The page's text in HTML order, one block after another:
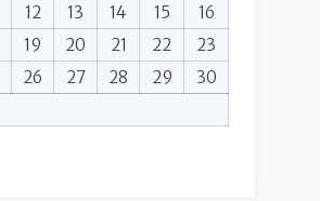
12 13 14 15
16
19 20 21 22
23
26 27 28 29
30